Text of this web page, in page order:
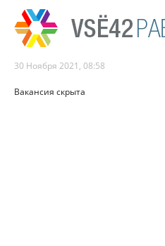
30 Ноября 2021, 08:58
Вакансия скрыта